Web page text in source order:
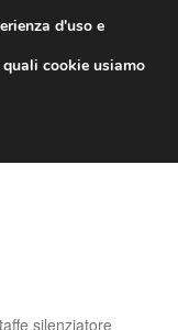
580 290
silenziatore
d'uso e
cookie usiamo